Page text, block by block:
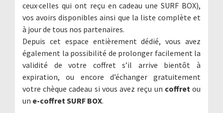
ceux·celles qui ont reçu en cadeau une SURF BOX),
vos avoirs disponibles ainsi que la liste complète et
à jour de tous nos partenaires.
Depuis cet espace entièrement dédié, vous avez
également la possibilité de prolonger facilement la
validité de votre coffret s’il arrive bientôt à
expiration, ou encore d’échanger gratuitement
votre chèque cadeau si vous avez reçu un coffretou
un e-coffret SURF BOX.